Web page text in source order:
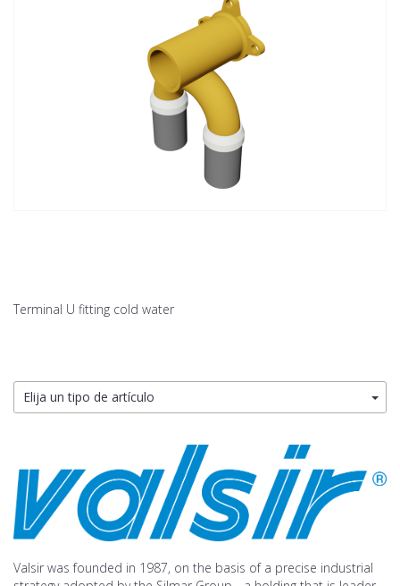
Terminal U fitting cold water
Elija un tipo de artículo
Valsir was founded in 1987, on the basis of a precise industrial